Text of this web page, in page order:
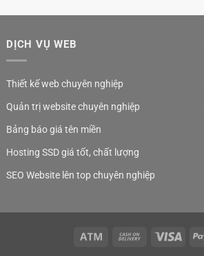
DỊCH VỤ WEB
Thiết kế web chuyên nghiệp
Quản trị website chuyên nghiệp
Bảng báo giá tên miền
Hosting SSD giá tốt, chất lượng
SEO Website lên top chuyên nghiệp
Atm
Cash
Visa